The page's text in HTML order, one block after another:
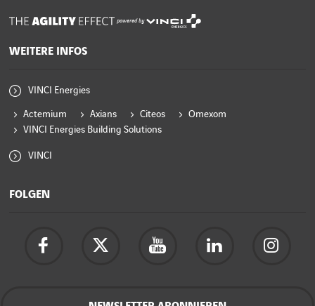
powered by
WEITERE INFOS
VINCI Energies
Actemium Axians Citeos
Omexom
VINCI Energies Building Solutions
VINCI
FOLGEN